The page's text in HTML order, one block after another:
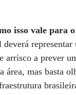
isso vale para
representar
arrisco a prever
área, mas basta